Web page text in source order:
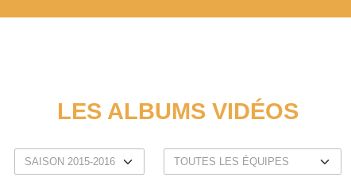
LES ALBUMS VIDÉOS